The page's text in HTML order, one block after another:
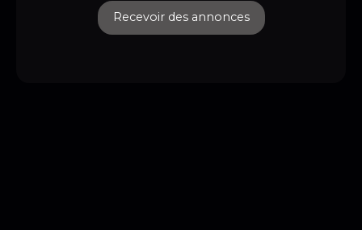
Recevoir des annonces